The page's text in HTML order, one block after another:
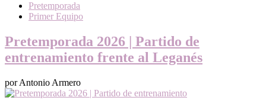
Pretemporada
Primer Equipo
Pretemporada 2026 | Partido de
entrenamiento frente al Leganés
por Antonio Armero